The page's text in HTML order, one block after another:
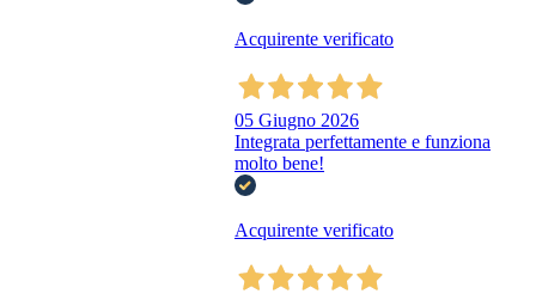
Acquirente verificato
05 Giugno 2026
Integrata perfettamente e funziona
molto bene!
Acquirente verificato